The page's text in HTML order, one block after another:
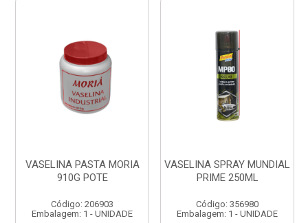
VASELINA PASTA MORIA
910G POTE
Código: 206903
Embalagem: 1 - UNIDADE
VASELINA SPRAY MUNDIAL
PRIME 250ML
Código: 356980
Embalagem: 1 - UNIDADE